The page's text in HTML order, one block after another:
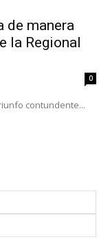
de manera
la Regional
0
contundente...